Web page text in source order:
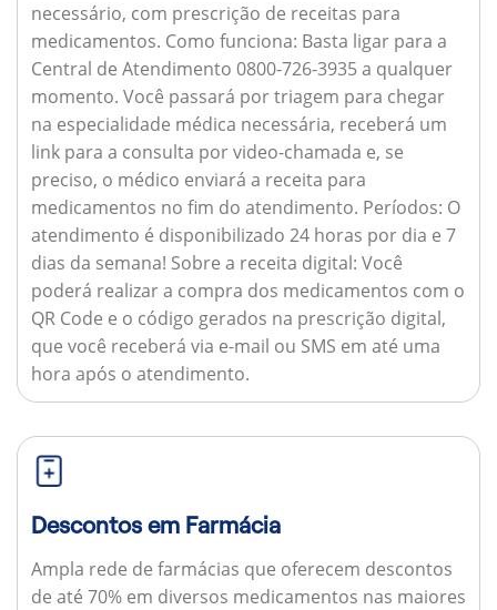
necessário, com prescrição de receitas para
medicamentos. Como funciona: Basta ligar para a
Central de Atendimento 0800-726-3935 a qualquer
momento. Você passará por triagem para chegar
na especialidade médica necessária, receberá um
link para a consulta por video-chamada e, se
preciso, o médico enviará a receita para
medicamentos no fim do atendimento. Períodos: O
atendimento é disponibilizado 24 horas por dia e 7
dias da semana! Sobre a receita digital: Você
poderá realizar a compra dos medicamentos com o
QR Code e o código gerados na prescrição digital,
que você receberá via e-mail ou SMS em até uma
hora após o atendimento.
Descontos em Farmácia
Ampla rede de farmácias que oferecem descontos
de até 70% em diversos medicamentos nas maiores